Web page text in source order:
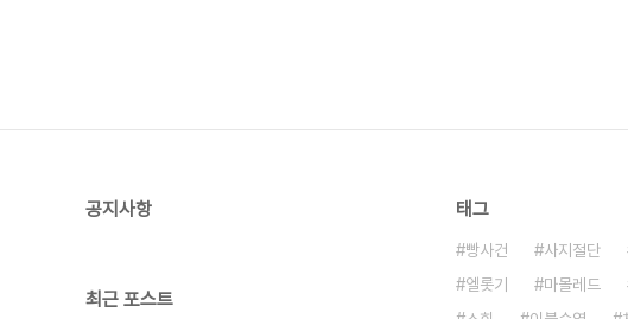
공지사항
최근 포스트
태그
빵사건 사지절단
엘롯기
마몰레드